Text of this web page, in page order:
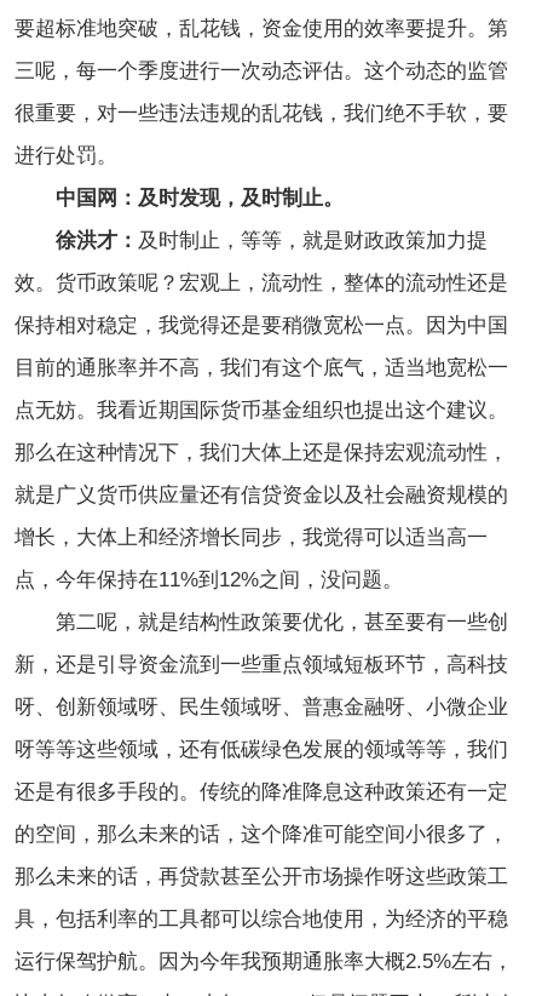
要超标准地突破，乱花钱，资金使用的效率要提升。第
三呢，每一个季度进行一次动态评估。这个动态的监管
很重要，对一些违法违规的乱花钱，我们绝不手软，要
进行处罚。
中国网：及时发现，及时制止。
徐洪才： 及时制止，等等，就是财政政策加力提
效。货币政策呢？宏观上，流动性，整体的流动性还是
保持相对稳定，我觉得还是要稍微宽松一点。因为中国
目前的通胀率并不高，我们有这个底气，适当地宽松一
点无妨。我看近期国际货币基金组织也提出这个建议。
那么在这种情况下，我们大体上还是保持宏观流动性，
就是广义货币供应量还有信贷资金以及社会融资规模的
增长，大体上和经济增长同步，我觉得可以适当高一
点，今年保持在11%到12%之间，没问题。
第二呢，就是结构性政策要优化，甚至要有一些创
新，还是引导资金流到一些重点领域短板环节，高科技
呀、创新领域呀、民生领域呀、普惠金融呀、小微企业
呀等等这些领域，还有低碳绿色发展的领域等等，我们
还是有很多手段的。传统的降准降息这种政策还有一定
的空间，那么未来的话，这个降准可能空间小很多了，
那么未来的话，再贷款甚至公开市场操作呀这些政策工
具，包括利率的工具都可以综合地使用，为经济的平稳
运行保驾护航。因为今年我预期通胀率大概2.5%左右，